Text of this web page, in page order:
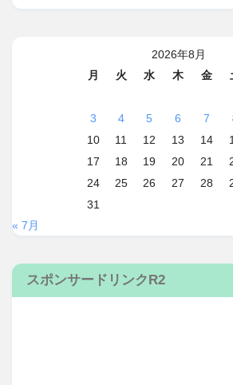
2026年8月
月
火 水 木 金
3
4 5 6 7
10
11 12 13 14
17
18 19 20 21
24
25 26 27 28
31
« 7月
スポンサードリンクR2